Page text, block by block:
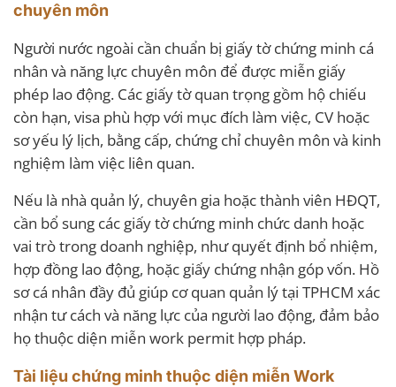
chuyên môn
Người nước ngoài cần chuẩn bị giấy tờ chứng minh cá
nhân và năng lực chuyên môn để được miễn giấy
phép lao động. Các giấy tờ quan trọng gồm hộ chiếu
còn hạn, visa phù hợp với mục đích làm việc, CV hoặc
sơ yếu lý lịch, bằng cấp, chứng chỉ chuyên môn và kinh
nghiệm làm việc liên quan.
Nếu là nhà quản lý, chuyên gia hoặc thành viên HĐQT,
cần bổ sung các giấy tờ chứng minh chức danh hoặc
vai trò trong doanh nghiệp, như quyết định bổ nhiệm,
hợp đồng lao động, hoặc giấy chứng nhận góp vốn. Hồ
sơ cá nhân đầy đủ giúp cơ quan quản lý tại TPHCM xác
nhận tư cách và năng lực của người lao động, đảm bảo
họ thuộc diện miễn work permit hợp pháp.
Tài liệu chứng minh thuộc diện miễn Work